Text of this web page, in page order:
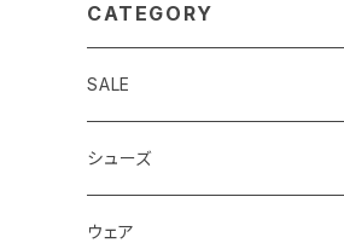
CATEGORY
SALE
シューズ
ロード
ウェア